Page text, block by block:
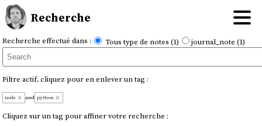
Recherche
Recherche effectué dans : Tous type de notes (1) journal_note (1)
Filtre actif, cliquez pour en enlever un tag :
node and python
Cliquez sur un tag pour affiner votre recherche :